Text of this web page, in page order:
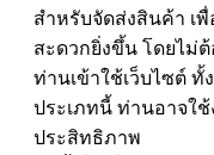
สำหรับจัดส่งสินค้า เ
สะดวกยิ่งขึ้น โดยไม่
ท่านเข้าใช้เว็บไซต์
ประเภทนี้ ท่านอาจใช้
ประสิทธิภาพ